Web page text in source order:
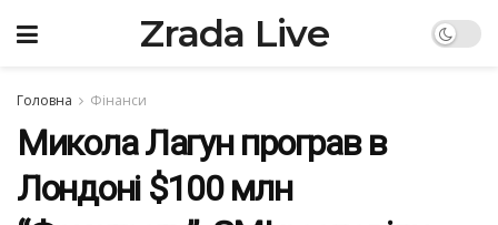
Zrada Live
Головна Фінанси
Микола Лагун програв в
Лондоні $100 млн